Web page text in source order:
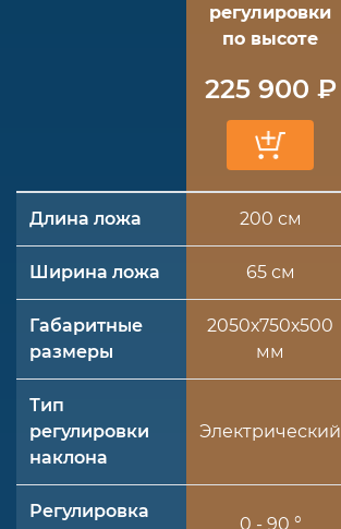
регулировки
по высоте
225 900 ₽
Длина ложа 200 см
Ширина ложа 65 см
Габаритные
размеры
2050х750х500
мм
Тип
регулировки
наклона
Электрический
Регулировка
0 - 90 °